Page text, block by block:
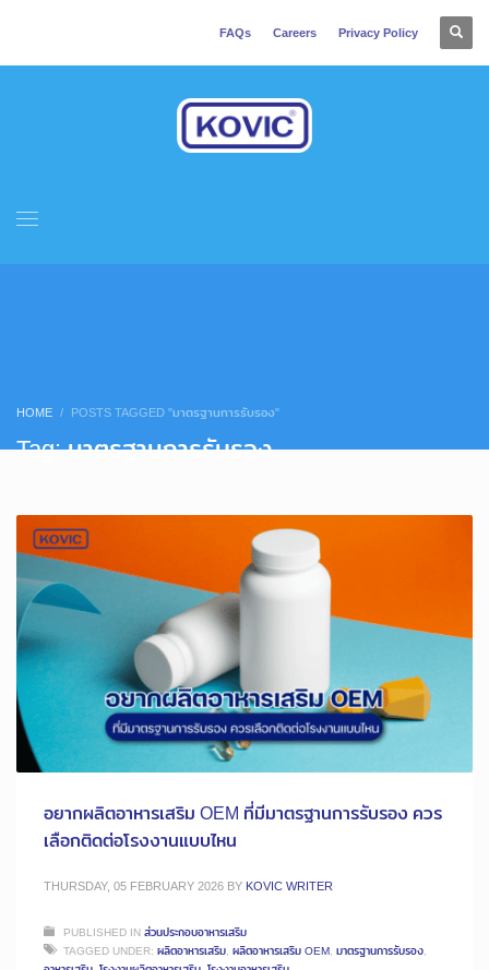
FAQs Careers Privacy Policy
HOME POSTS TAGGED "มาตรฐานการรับรอง"
Tag: มาตรฐานการรับรอง
อยากผลิตอาหารเสริม OEM ที่มีมาตรฐานการรับรอง ควร
เลือกติดต่อโรงงานแบบไหน
THURSDAY, 05 FEBRUARY 2026 BY KOVIC WRITER
PUBLISHED INส่วนประกอบอาหารเสริม
TAGGED UNDER: ผลิตอาหารเสริม, ผลิตอาหารเสริม OEM, มาตรฐานการรับรอง,